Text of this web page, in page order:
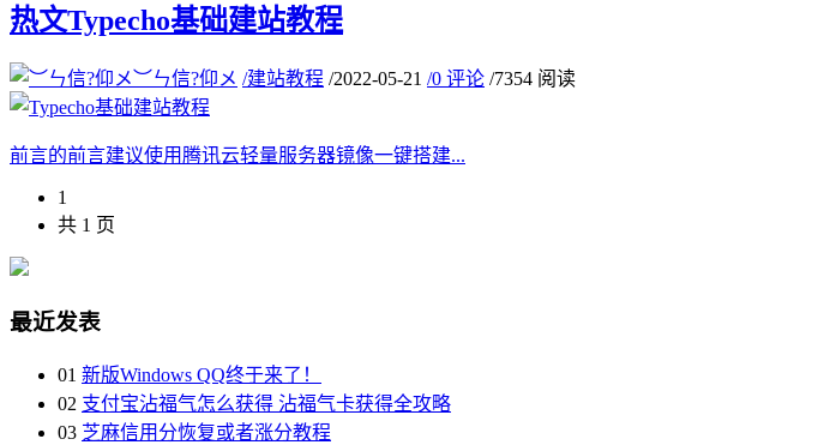
热文Typecho基础建站教程
︶ㄣ信?仰メ /建站教程 /2022-05-21 /0 评论 /7354 阅读
前言的前言建议使用腾讯云轻量服务器镜像一键搭建...
1
共 1 页
最近发表
01 新版Windows QQ终于来了！
02 支付宝沾福气怎么获得 沾福气卡获得全攻略
03 芝麻信用分恢复或者涨分教程